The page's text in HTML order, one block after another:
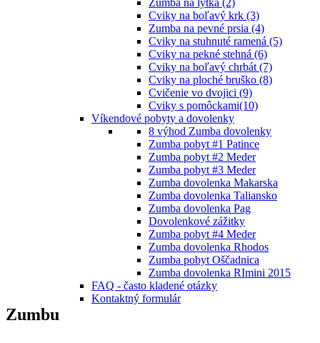
Zumba na lýtka (2)
Cviky na boľavý krk (3)
Zumba na pevné prsia (4)
Cviky na stuhnuté ramená (5)
Cviky na pekné stehná (6)
Cviky na boľavý chrbát (7)
Cviky na ploché bruško (8)
Cvičenie vo dvojici (9)
Cviky s pomôckami(10)
Víkendové pobyty a dovolenky
8 výhod Zumba dovolenky
Zumba pobyt #1 Patince
Zumba pobyt #2 Meder
Zumba pobyt #3 Meder
Zumba dovolenka Makarska
Zumba dovolenka Taliansko
Zumba dovolenka Pag
Dovolenkové zážitky
Zumba pobyt #4 Meder
Zumba dovolenka Rhodos
Zumba pobyt Oščadnica
Zumba dovolenka RImini 2015
FAQ - často kladené otázky
Kontaktný formulár
Zumbu